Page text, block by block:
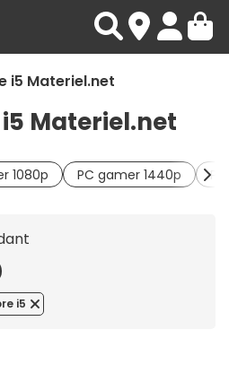
i5 Materiel.net
Materiel.net
1080p PC gamer 1440p
i5